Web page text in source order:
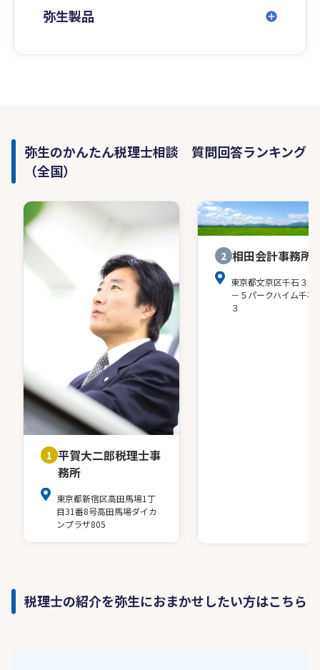
弥生製品
弥生のかんたん税理士相談 質問回答ランキング
（全国）
1 平賀大二郎税理士事
務所
東京都新宿区高田馬場1丁
目31番8号高田馬場ダイカ
ンプラザ805
2 相田会計事務所
東京都文京区千石３－
－５パークハイム千石
３
税理士の紹介を弥生におまかせしたい方はこちら